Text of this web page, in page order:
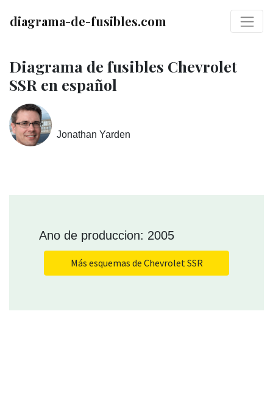
diagrama-de-fusibles.com
Diagrama de fusibles Chevrolet
SSR en español
Jonathan Yarden
Ano de produccion: 2005
Más esquemas de Chevrolet SSR